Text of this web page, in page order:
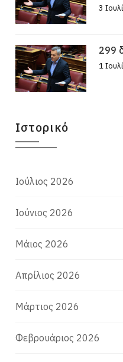
3
299
1
Ιστορικό
Ιούλιος 2026
Ιούνιος 2026
Μάιος 2026
Απρίλιος 2026
Μάρτιος 2026
Φεβρουάριος 2026